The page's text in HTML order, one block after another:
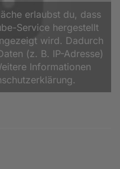
erlaubst du, dass
Service hergestellt
wird. Dadurch
(z. B. IP-Adresse)
Informationen